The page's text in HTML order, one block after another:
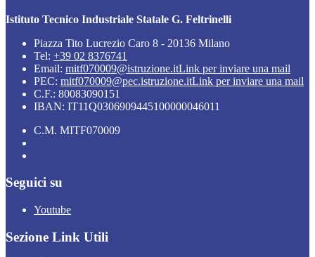
Istituto Tecnico Industriale Statale G. Feltrinelli
Piazza Tito Lucrezio Caro 8 - 20136 Milano
Tel: +39 02 8376741
Email: mitf070009@istruzione.itLink per inviare una mail
PEC: mitf070009@pec.istruzione.itLink per inviare una mail
C.F.: 80083090151
IBAN: IT11Q0306909445100000046011
C.M. MITF070009
Seguici su
Youtube
Sezione Link Utili